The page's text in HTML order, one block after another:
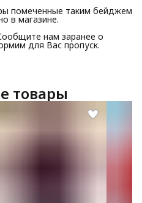
помеченные таким бейджем
в магазине.
нам заранее о
для Вас пропуск.
товары